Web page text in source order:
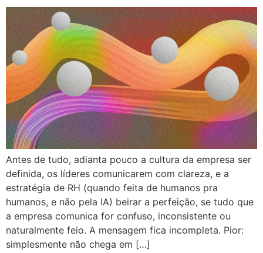
Antes de tudo, adianta pouco a cultura da empresa ser
definida, os líderes comunicarem com clareza, e a
estratégia de RH (quando feita de humanos pra
humanos, e não pela IA) beirar a perfeição, se tudo que
a empresa comunica for confuso, inconsistente ou
naturalmente feio. A mensagem fica incompleta. Pior:
simplesmente não chega em […]